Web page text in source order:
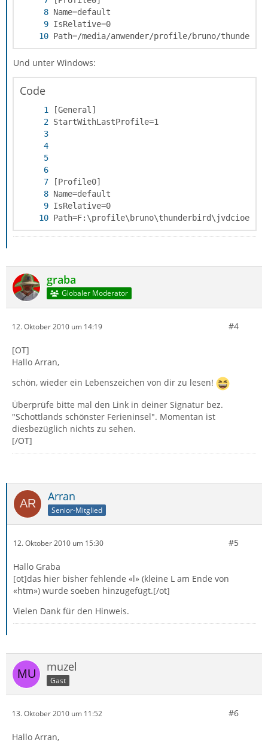
Path=/media/anwender/profile/bruno/
Und unter Windows:
Code
graba
Globaler Moderator
12. Oktober 2010 um 14:19 #4
[OT]
Hallo Arran,
schön, wieder ein Lebenszeichen von dir zu lesen!
Überprüfe bitte mal den Link in deiner Signatur bez.
"Schottlands schönster Ferieninsel". Momentan ist
diesbezüglich nichts zu sehen.
[/OT]
Arran
Senior-Mitglied
12. Oktober 2010 um 15:30 #5
Hallo Graba
[ot]das hier bisher fehlende «l» (kleine L am Ende von
«htm») wurde soeben hinzugefügt.[/ot]
Vielen Dank für den Hinweis.
muzel
Gast
13. Oktober 2010 um 11:52 #6
Hallo Arran,